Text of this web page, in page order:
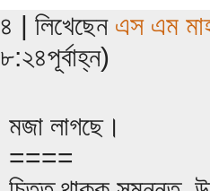
৪ | লিখেছেন এস এম
৮:২৪পূর্বাহ্ন)
মজা লাগছে।
====